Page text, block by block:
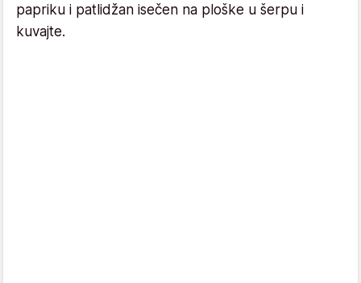
papriku i patlidžan isečen na ploške u šerpu i
kuvajte.